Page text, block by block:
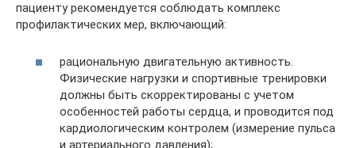
пациенту рекомендуется соблюдать комплекс
профилактических мер, включающий:
рациональную двигательную активность.
Физические нагрузки и спортивные тренировки
должны быть скорректированы с учетом
особенностей работы сердца, и проводится под
кардиологическим контролем (измерение пульса
и артериального давления);